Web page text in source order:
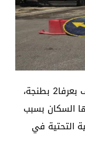
أخيرًا، بدأت أشغال إصلاح الطرق بحي بوخالف بعرفا2 بطنجة،
السكان بسبب
التحتية في